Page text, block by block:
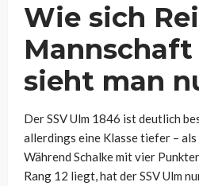
Wie sich
sieht man
Der SSV Ulm 1846 ist deutlich
allerdings eine Klasse tiefer –
Während Schalke mit vier
Rang 12 liegt, hat der SSV Ulm